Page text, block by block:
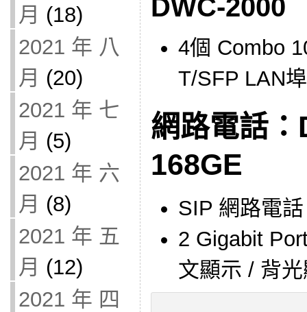
月 (18)
2021 年 八
月 (20)
2021 年 七
月 (5)
2021 年 六
月 (8)
2021 年 五
月 (12)
2021 年 四
DWC-2000
4個 Combo
T/SFP LAN埠
網路電話
168GE
SIP 網路電話
2 Gigabit
文顯示 / 背